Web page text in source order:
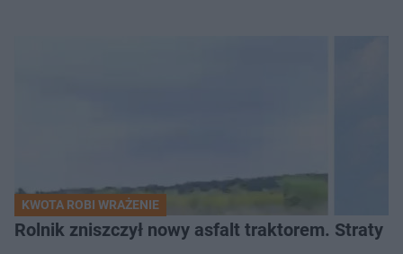
KWOTA ROBI WRAŻENIE
Rolnik zniszczył nowy asfalt traktorem. Straty